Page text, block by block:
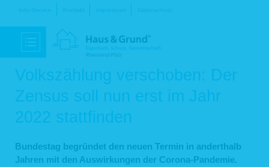
Navigation
Info-Service Kontakt Impressum Datenschutz
Volkszählung verschoben: Der
Zensus soll nun erst im Jahr
2022 stattfinden
Bundestag begründet den neuen Termin in anderthalb
Jahren mit den Auswirkungen der Corona-Pandemie.